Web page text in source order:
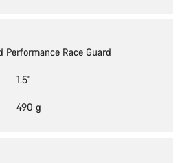
Race Guard
1.5"
490 g